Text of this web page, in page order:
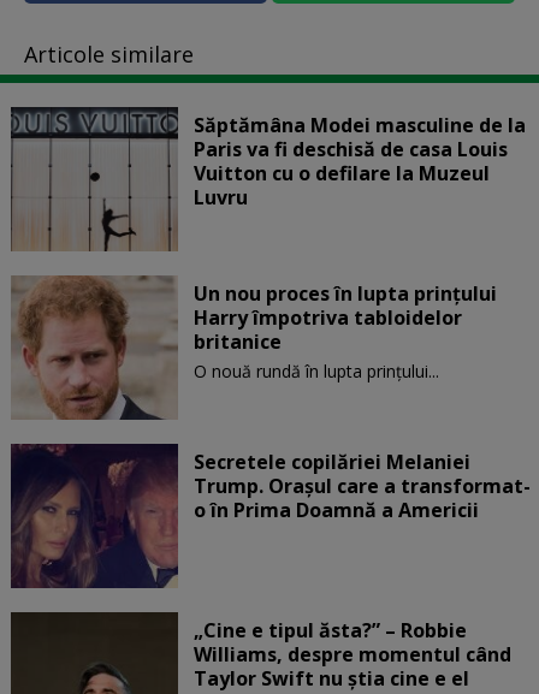
Articole similare
Săptămâna Modei masculine de la
Paris va fi deschisă de casa Louis
Vuitton cu o defilare la Muzeul
Luvru
Un nou proces în lupta prinţului
Harry împotriva tabloidelor
britanice
O nouă rundă în lupta prinţului...
Secretele copilăriei Melaniei
Trump. Orașul care a transformat-
o în Prima Doamnă a Americii
„Cine e tipul ăsta?” – Robbie
Williams, despre momentul când
Taylor Swift nu știa cine e el